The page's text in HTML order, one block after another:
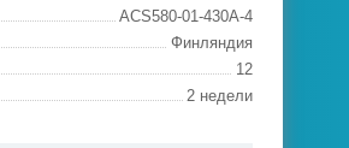
ACS580-01-430A-4
Финляндия
12
2 недели